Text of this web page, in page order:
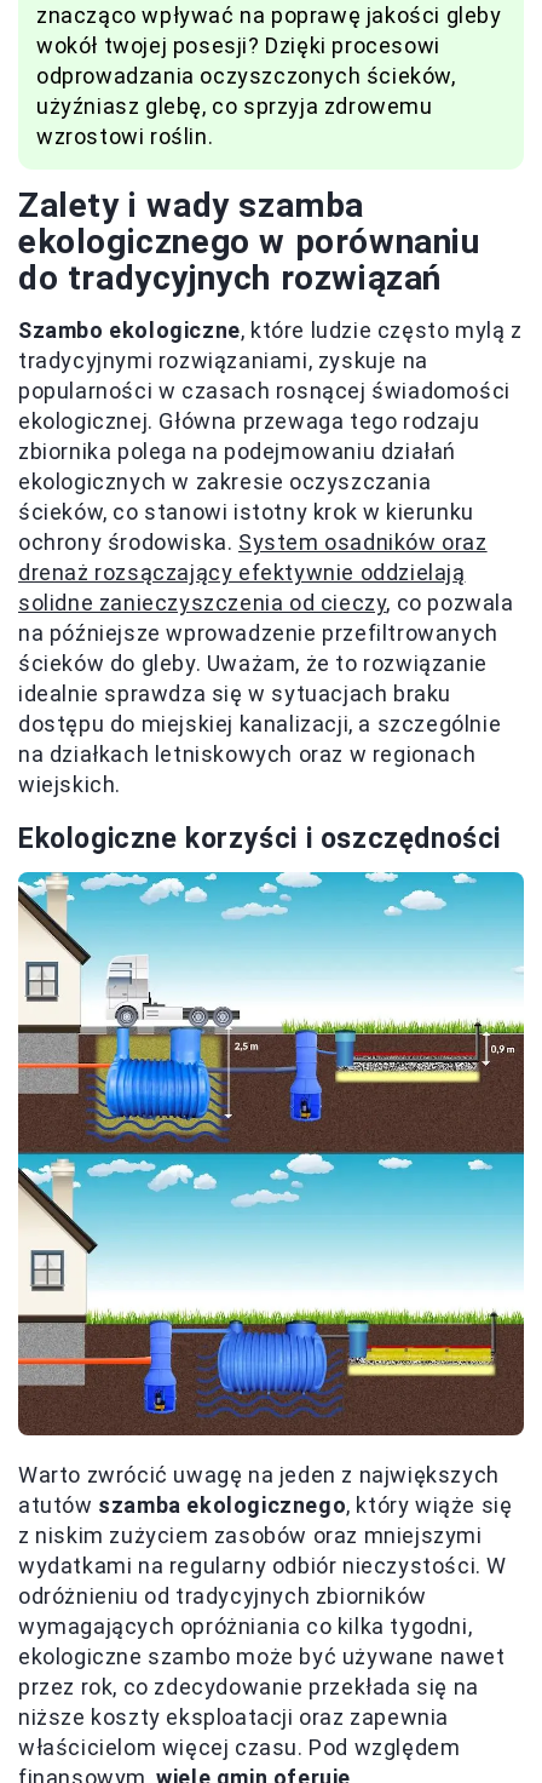
znacząco wpływać na poprawę jakości gleby
wokół twojej posesji? Dzięki procesowi
odprowadzania oczyszczonych ścieków,
użyźniasz glebę, co sprzyja zdrowemu
wzrostowi roślin.
Zalety i wady szamba
ekologicznego w porównaniu
do tradycyjnych rozwiązań
Szambo ekologiczne, które ludzie często mylą z
tradycyjnymi rozwiązaniami, zyskuje na
popularności w czasach rosnącej świadomości
ekologicznej. Główna przewaga tego rodzaju
zbiornika polega na podejmowaniu działań
ekologicznych w zakresie oczyszczania
ścieków, co stanowi istotny krok w kierunku
ochrony środowiska. System osadników oraz
drenaż rozsączający efektywnie oddzielają
solidne zanieczyszczenia od cieczy, co pozwala
na późniejsze wprowadzenie przefiltrowanych
ścieków do gleby. Uważam, że to rozwiązanie
idealnie sprawdza się w sytuacjach braku
dostępu do miejskiej kanalizacji, a szczególnie
na działkach letniskowych oraz w regionach
wiejskich.
Ekologiczne korzyści i oszczędności
Warto zwrócić uwagę na jeden z największych
atutów szamba ekologicznego, który wiąże się
z niskim zużyciem zasobów oraz mniejszymi
wydatkami na regularny odbiór nieczystości. W
odróżnieniu od tradycyjnych zbiorników
wymagających opróżniania co kilka tygodni,
ekologiczne szambo może być używane nawet
przez rok, co zdecydowanie przekłada się na
niższe koszty eksploatacji oraz zapewnia
właścicielom więcej czasu. Pod względem
finansowym,wiele gmin oferuje